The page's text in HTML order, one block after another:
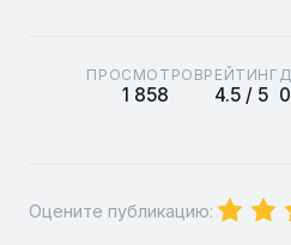
ПРОСМОТРОВ
1 858
РЕЙТИНГ
4.5 / 5
Оцените публикацию: